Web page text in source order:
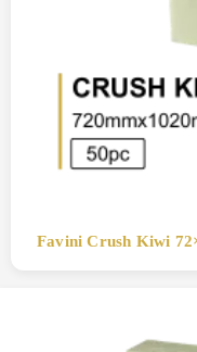
Favini Crush Kiwi